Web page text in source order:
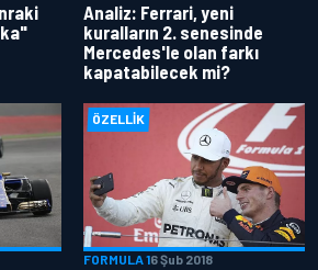
Analiz: Ferrari, yeni
kuralların 2. senesinde
Mercedes'le olan farkı
kapatabilecek mi?
ÖZELLIK
FORMULA 16 Şub 2018